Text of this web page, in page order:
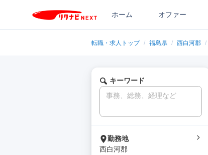
ホーム オファー
転職・求人トップ / 福島県 / 西白河郡 /
キーワード
勤務地
西白河郡